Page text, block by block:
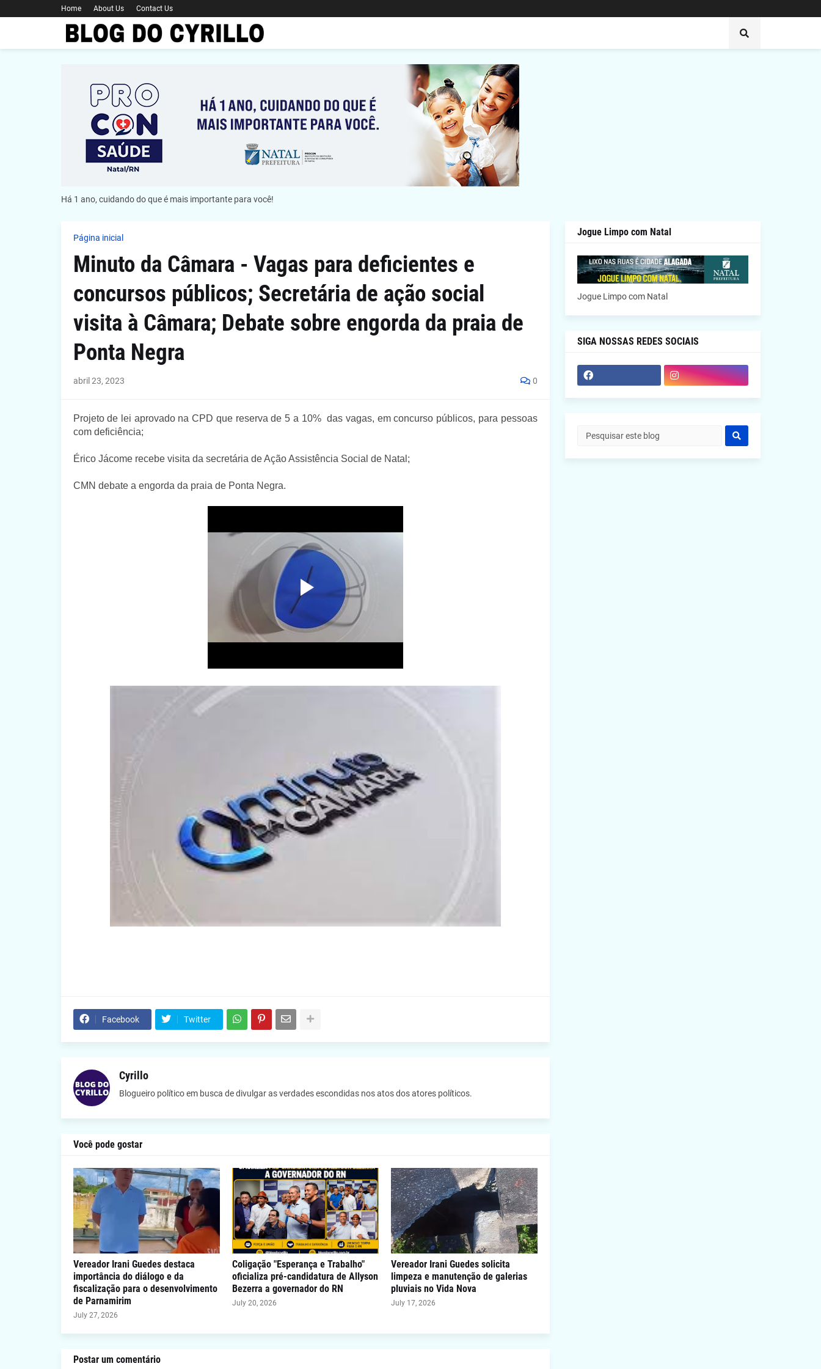
Home About Us Contact Us
Há 1 ano, cuidando do que é mais importante para você!
Página inicial
Minuto da Câmara - Vagas para deficientes e
concursos públicos; Secretária de ação social
visita à Câmara; Debate sobre engorda da praia de
Ponta Negra
abril 23, 2023 0
Projeto de lei aprovado na CPD que reserva de 5 a 10% das vagas, em concurso públicos, para pessoas
com deficiência;
Érico Jácome recebe visita da secretária de Ação Assistência Social de Natal;
CMN debate a engorda da praia de Ponta Negra.
Facebook Twitter
Cyrillo
Blogueiro político em busca de divulgar as verdades escondidas nos atos dos atores políticos.
Você pode gostar
Vereador Irani Guedes destaca
importância do diálogo e da
fiscalização para o desenvolvimento
de Parnamirim
July 27, 2026
Coligação "Esperança e Trabalho"
oficializa pré-candidatura de Allyson
Bezerra a governador do RN
July 20, 2026
Vereador Irani Guedes solicita
limpeza e manutenção de galerias
pluviais no Vida Nova
July 17, 2026
Postar um comentário
Jogue Limpo com Natal
Jogue Limpo com Natal
SIGA NOSSAS REDES SOCIAIS